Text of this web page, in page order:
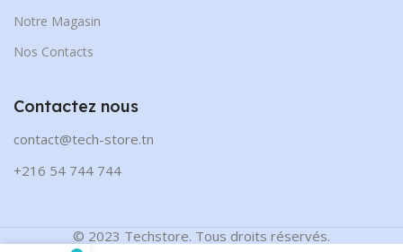
Notre Magasin
Nos Contacts
Contactez nous
contact@tech-store.tn
+216 54 744 744
© 2023 Techstore. Tous droits réservés.